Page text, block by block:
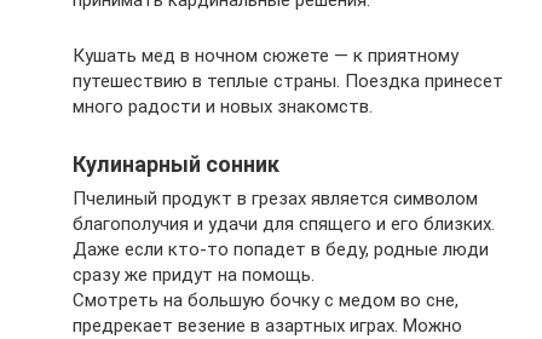
Кушать мед в ночном сюжете — к приятному
путешествию в теплые страны. Поездка принесет
много радости и новых знакомств.
Кулинарный сонник
Пчелиный продукт в грезах является символом
благополучия и удачи для спящего и его близких.
Даже если кто-то попадет в беду, родные люди
сразу же придут на помощь.
Смотреть на большую бочку с медом во сне,
предрекает везение в азартных играх. Можно